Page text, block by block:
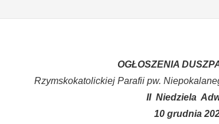
OGŁOSZENIA
Rzymskokatolickiej Parafii pw.
II Niedziela
10 grudnia